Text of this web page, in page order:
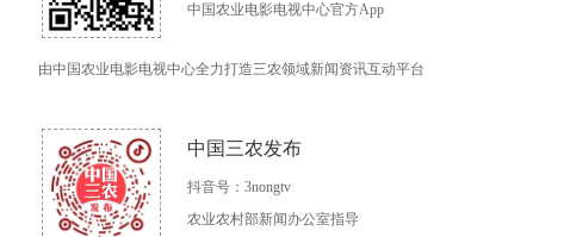
中国农业电影电视中心官方App
由中国农业电影电视中心全力打造三农领域新闻资讯互动平台
中国三农发布
抖音号：3nongtv
农业农村部新闻办公室指导